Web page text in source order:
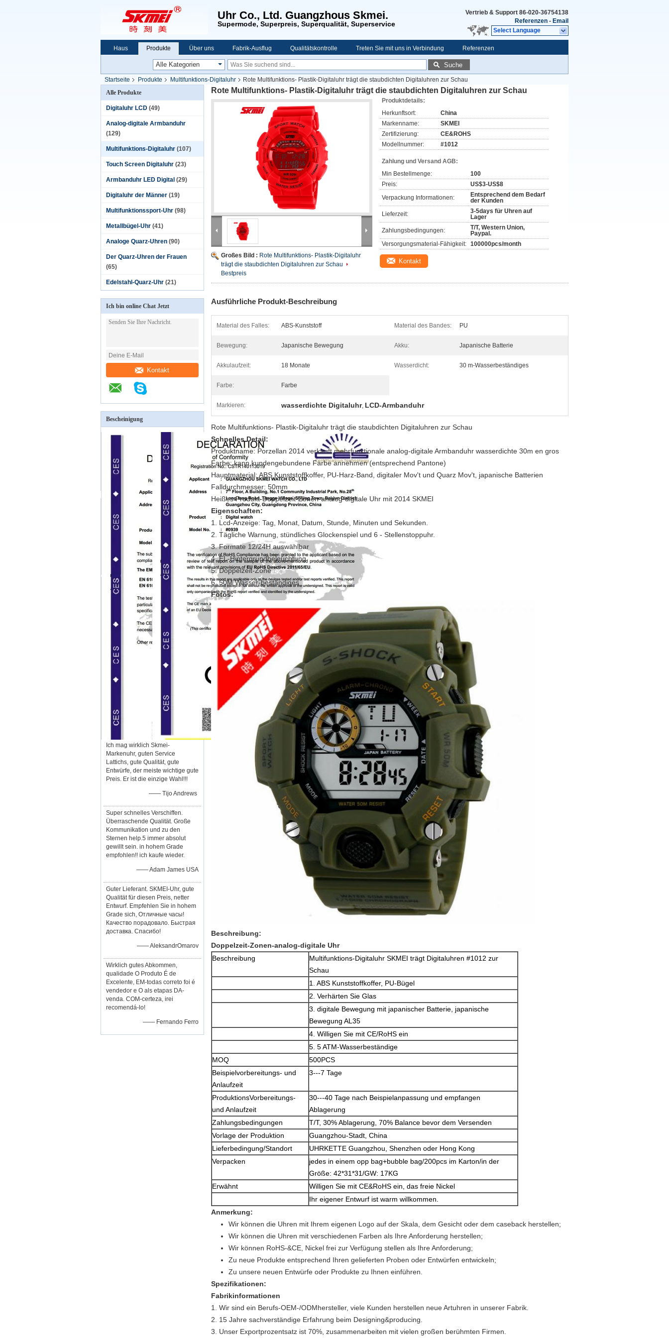
Uhr Co., Ltd. Guangzhous Skmei.
Supermode, Superpreis, Superqualität, Superservice
Vertrieb & Support 86-020-36754138
Referenzen - Email
Select Language
Haus Produkte Über uns Fabrik-Ausflug Qualitätskontrolle Treten Sie mit uns in Verbindung Referenzen
Suche
Startseite Produkte Multifunktions-Digitaluhr
Rote Multifunktions- Plastik-Digitaluhr trägt die staubdichten Digitaluhren zur Schau
Alle Produkte
Digitaluhr LCD (49)
Analog-digitale Armbanduhr
(129)
Multifunktions-Digitaluhr (107)
Touch Screen Digitaluhr (23)
Armbanduhr LED Digital (29)
Digitaluhr der Männer (19)
Multifunktionssport-Uhr (98)
Metallbügel-Uhr (41)
Analoge Quarz-Uhren (90)
Der Quarz-Uhren der Frauen
(65)
Edelstahl-Quarz-Uhr (21)
Ich bin online Chat Jetzt
Kontakt
Bescheinigung
Ich mag wirklich Skmei-
Markenuhr, guten Service
Lattichs, gute Qualität, gute
Entwürfe, der meiste wichtige gute
Preis. Er ist die einzige Wahl!!!
—— Tijo Andrews
Super schnelles Verschiffen.
Überraschende Qualität. Große
Kommunikation und zu den
Sternen help.5 immer absolut
gewillt sein. in hohem Grade
empfohlen!! ich kaufe wieder.
—— Adam James USA
Guter Lieferant. SKMEI-Uhr, gute
Qualität für diesen Preis, netter
Entwurf. Empfehlen Sie in hohem
Grade sich, Отличные часы!
Качество порадовало. Быстрая
доставка. Спасибо!
—— AleksandrOmarov
Wirklich gutes Abkommen,
qualidade O Produto É de
Excelente, EM-todas correto foi é
vendedor e O als etapas DA-
venda. COM-certeza, irei
recomendá-lo!
—— Fernando Ferro
Rote Multifunktions- Plastik-Digitaluhr trägt die staubdichten Digitaluhren zur Schau
Großes Bild : Rote Multifunktions- Plastik-Digitaluhr
trägt die staubdichten Digitaluhren zur Schau
Bestpreis
Produktdetails:
Herkunftsort:
China
Markenname:
SKMEI
Zertifizierung:
CE&ROHS
Modellnummer:
#1012
Zahlung und Versand AGB:
Min Bestellmenge:
100
Preis:
US$3-US$8
Verpackung Informationen:
Entsprechend dem Bedarf
der Kunden
Lieferzeit:
3-5days für Uhren auf
Lager
Zahlungsbedingungen:
T/T, Western Union,
Paypal.
Versorgungsmaterial-Fähigkeit: 100000pcs/month
Kontakt
Ausführliche Produkt-Beschreibung
Material des Falles: ABS-Kunststoff Material des Bandes: PU
Bewegung: Japanische Bewegung Akku: Japanische Batterie
Akkulaufzeit: 18 Monate Wasserdicht: 30 m-Wasserbeständiges
Farbe: Farbe
Markieren: wasserdichte Digitaluhr, LCD-Armbanduhr
Rote Multifunktions- Plastik-Digitaluhr trägt die staubdichten Digitaluhren zur Schau
Schnelles Detail:
Produktname: Porzellan 2014 verkauft mehrfunktionale analog-digitale Armbanduhr wasserdichte 30m en gros
Farbe: kann kundengebundene Farbe annehmen (entsprechend Pantone)
Hauptmaterial: ABS Kunststoffkoffer, PU-Harz-Band, digitaler Mov't und Quarz Mov't, japanische Batterien
Falldurchmesser: 50mm
Heißes Produkt-Doppelzeit-Zonen-analog-digitale Uhr mit 2014 SKMEI
Eigenschaften:
1. Lcd-Anzeige: Tag, Monat, Datum, Stunde, Minuten und Sekunden.
2. Tägliche Warnung, stündliches Glockenspiel und 6 - Stellenstoppuhr.
3. Formate 12/24H auswählbar
4. EL-Hintergrundbeleuchtung
5. Doppelzeit-Zone
6. 50M Wasser-beständiges
Fotos:
Beschreibung:
Doppelzeit-Zonen-analog-digitale Uhr
Beschreibung
Multifunktions-Digitaluhr SKMEI trägt Digitaluhren #1012 zur
Schau
1. ABS Kunststoffkoffer, PU-Bügel
2. Verhärten Sie Glas
3. digitale Bewegung mit japanischer Batterie, japanische
Bewegung AL35
4. Willigen Sie mit CE/RoHS ein
5. 5 ATM-Wasserbeständige
MOQ
500PCS
Beispielvorbereitungs- und
Anlaufzeit
3---7 Tage
ProduktionsVorbereitungs-
und Anlaufzeit
30---40 Tage nach Beispielanpassung und empfangen
Ablagerung
Zahlungsbedingungen
T/T, 30% Ablagerung, 70% Balance bevor dem Versenden
Vorlage der Produktion
Guangzhou-Stadt, China
Lieferbedingung/Standort
UHRKETTE Guangzhou, Shenzhen oder Hong Kong
Verpacken
jedes in einem opp bag+bubble bag/200pcs im Karton/in der
Größe: 42*31*31/GW: 17KG
Erwähnt
Willigen Sie mit CE&RoHS ein, das freie Nickel
Ihr eigener Entwurf ist warm willkommen.
Anmerkung:
Wir können die Uhren mit Ihrem eigenen Logo auf der Skala, dem Gesicht oder dem caseback herstellen;
Wir können die Uhren mit verschiedenen Farben als Ihre Anforderung herstellen;
Wir können RoHS-&CE, Nickel frei zur Verfügung stellen als Ihre Anforderung;
Zu neue Produkte entsprechend Ihren gelieferten Proben oder Entwürfen entwickeln;
Zu unsere neuen Entwürfe oder Produkte zu Ihnen einführen.
Spezifikationen:
Fabrikinformationen
1. Wir sind ein Berufs-OEM-/ODMhersteller, viele Kunden herstellen neue Artuhren in unserer Fabrik.
2. 15 Jahre sachverständige Erfahrung beim Designing&producing.
3. Unser Exportprozentsatz ist 70%, zusammenarbeiten mit vielen großen berühmten Firmen.